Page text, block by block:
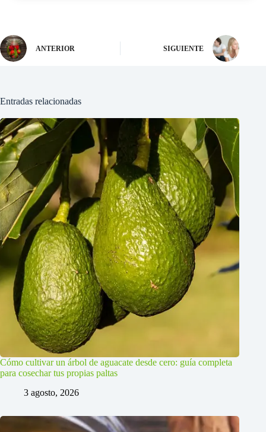
ANTERIOR SIGUIENTE
Entradas relacionadas
Cómo cultivar un árbol de aguacate desde cero: guía completa
para cosechar tus propias paltas
3 agosto, 2026